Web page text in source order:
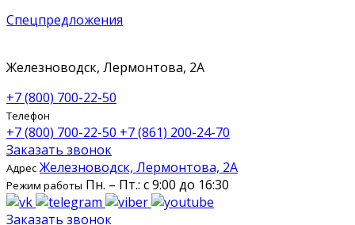
Спецпредложения
Железноводск, Лермонтова, 2А
+7 (800) 700-22-50
Телефон
+7 (800) 700-22-50 +7 (861) 200-24-70
Заказать звонок
Адрес Железноводск, Лермонтова, 2А
Режим работы Пн. – Пт.: с 9:00 до 16:30
Заказать звонок